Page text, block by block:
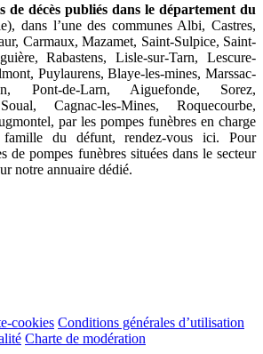
de décès publiés dans le département du
dans l’une des communes Albi, Castres,
Carmaux, Mazamet, Saint-Sulpice, Saint-
Rabastens, Lisle-sur-Tarn, Lescure-
Puylaurens, Blaye-les-mines, Marssac-
Pont-de-Larn, Aiguefonde, Sorez,
Cagnac-les-Mines, Roquecourbe,
par les pompes funèbres en charge
du défunt, rendez-vous ici. Pour
de pompes funèbres situées dans le secteur
notre annuaire dédié.
cookies Conditions générales d’utilisation
Charte de modération